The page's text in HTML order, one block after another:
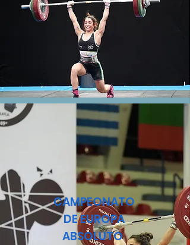
CAMPEONATO
DE EUROPA
ABSOLUTO